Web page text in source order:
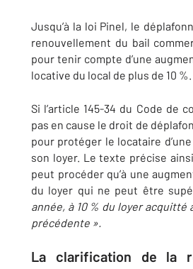
Jusqu’à la loi Pinel, le
renouvellement du bail
pour tenir compte d’une
locative du local de plus de 10 %.
Si l’article 145-34 du Code de
pas en cause le droit de
pour protéger le locataire
son loyer. Le texte précise
peut procéder qu’à une
du loyer qui ne peut être
année, à 10 % du loyer acquitté
précédente ».
La clarification de la